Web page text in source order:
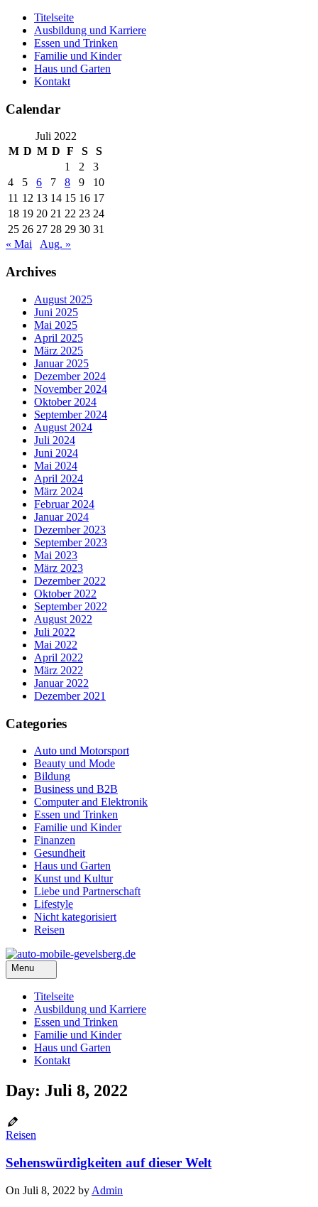
Skip
content
Titelseite
Ausbildung und Karriere
Essen und Trinken
Familie und Kinder
Haus und Garten
Kontakt
Calendar
Juli 2022
M D M D F S
S
1
2
3
4
5 6 7 8 9
10
11 12 13 14 15 16 17
18 19 20 21 22 23 24
25 26 27 28 29 30 31
« Mai
Aug. »
Archives
August 2025
Juni 2025
Mai 2025
April 2025
März 2025
Januar 2025
Dezember 2024
November 2024
Oktober 2024
September 2024
August 2024
Juli 2024
Juni 2024
Mai 2024
April 2024
März 2024
Februar 2024
Januar 2024
Dezember 2023
September 2023
Mai 2023
März 2023
Dezember 2022
Oktober 2022
September 2022
August 2022
Juli 2022
Mai 2022
April 2022
März 2022
Januar 2022
Dezember 2021
Categories
Auto und Motorsport
Beauty und Mode
Bildung
Business und B2B
Computer and Elektronik
Essen und Trinken
Familie und Kinder
Finanzen
Gesundheit
Haus und Garten
Kunst und Kultur
Liebe und Partnerschaft
Lifestyle
Nicht kategorisiert
Reisen
Menu
Titelseite
Ausbildung und Karriere
Essen und Trinken
Familie und Kinder
Haus und Garten
Kontakt
Day: Juli 8, 2022
Reisen
Sehenswürdigkeiten auf dieser Welt
On Juli 8, 2022 by Admin